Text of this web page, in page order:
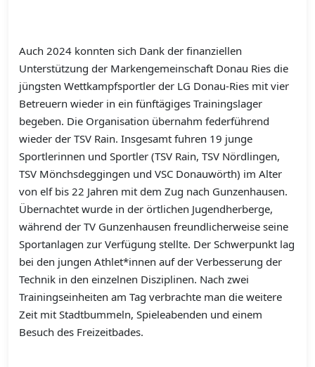
Auch 2024 konnten sich Dank der finanziellen
Unterstützung der Markengemeinschaft Donau Ries die
jüngsten Wettkampfsportler der LG Donau-Ries mit vier
Betreuern wieder in ein fünftägiges Trainingslager
begeben. Die Organisation übernahm federführend
wieder der TSV Rain. Insgesamt fuhren 19 junge
Sportlerinnen und Sportler (TSV Rain, TSV Nördlingen,
TSV Mönchsdeggingen und VSC Donauwörth) im Alter
von elf bis 22 Jahren mit dem Zug nach Gunzenhausen.
Übernachtet wurde in der örtlichen Jugendherberge,
während der TV Gunzenhausen freundlicherweise seine
Sportanlagen zur Verfügung stellte. Der Schwerpunkt lag
bei den jungen Athlet*innen auf der Verbesserung der
Technik in den einzelnen Disziplinen. Nach zwei
Trainingseinheiten am Tag verbrachte man die weitere
Zeit mit Stadtbummeln, Spieleabenden und einem
Besuch des Freizeitbades.